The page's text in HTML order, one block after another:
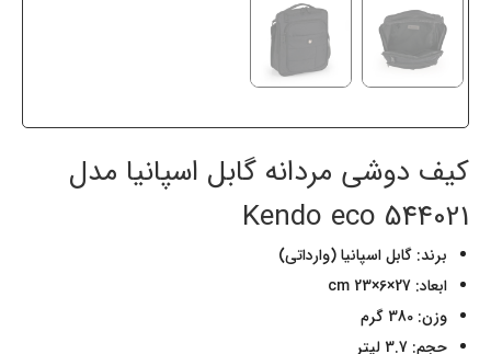
کیف دوشی مردانه گابل اسپانیا مدل
544021 Kendo eco
برند: گابل اسپانیا (وارداتی)
ابعاد: 27×6×23 cm
وزن: 380 گرم
حجم: 3.7 لیتر